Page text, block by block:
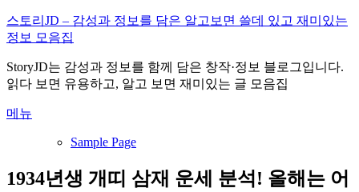
내
용
로
바
가
스토리JD – 감성과 정보를 담은 알고보면 쓸데 있고 재미있는
정보 모음집
StoryJD는 감성과 정보를 함께 담은 창작·정보 블로그입니다.
읽다 보면 유용하고, 알고 보면 재미있는 글 모음집
메뉴
Sample Page
1934년생 개띠 삼재 운세 분석! 올해는 어